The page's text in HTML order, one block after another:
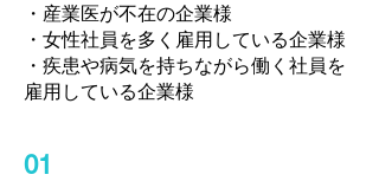
・産業医が不在の企業様
・女性社員を多く雇用している企業様
・疾患や病気を持ちながら働く社員を
雇用している企業様
01